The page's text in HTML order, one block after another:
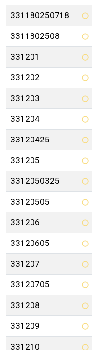
331180250718
3311802508
331201
331202
331203
331204
33120425
331205
3312050325
33120505
331206
33120605
331207
33120705
331208
331209
331210